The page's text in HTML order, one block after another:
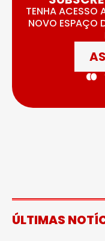
TENHA ACESSO
NOVO ESPAÇO
ÚLTIMAS